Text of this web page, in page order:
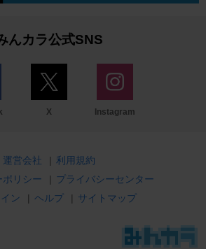
んカラ公式SNS
X Instagram
運営会社 | 利用規約
ポリシー
| プライバシーセンター
ン
| ヘルプ | サイトマップ